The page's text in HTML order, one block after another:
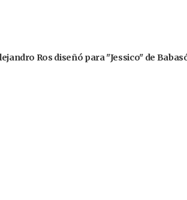
Ros diseñó para "Jessico" de